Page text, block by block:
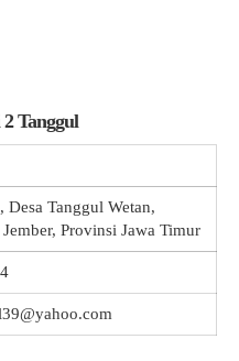
Tanggul
Tanggul Wetan,
Provinsi Jawa Timur